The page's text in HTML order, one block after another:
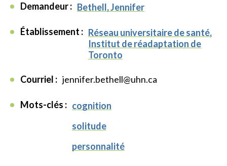
Demandeur : Bethell, Jennifer
Établissement : Réseau universitaire de santé,
Institut de réadaptation de
Toronto
Courriel : jennifer.bethell@uhn.ca
Mots-clés : cognition
solitude
personnalité